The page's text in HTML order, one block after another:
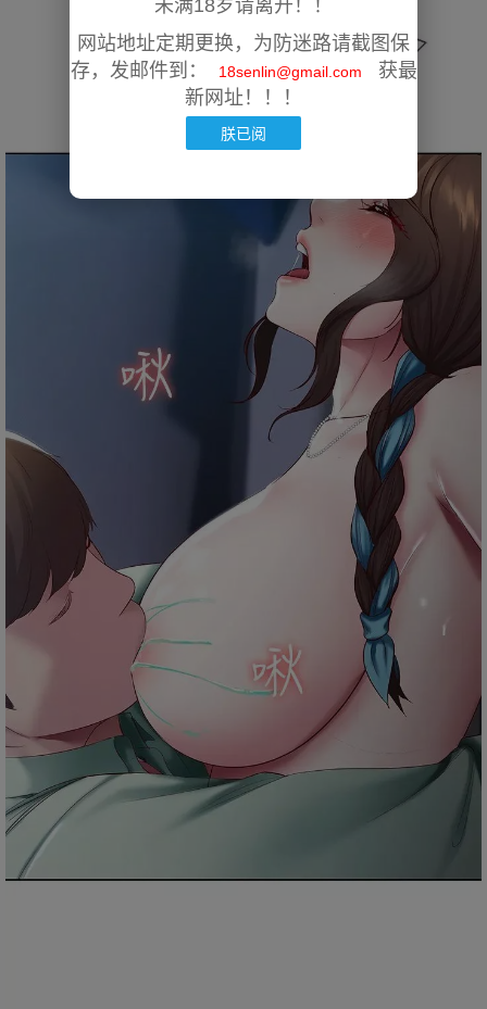
未满18岁请离开！！
网站地址定期更换，为防迷路请截图保
存，发邮件到：
18senlin@gmail.com
获最
新网址！！！
朕已阅